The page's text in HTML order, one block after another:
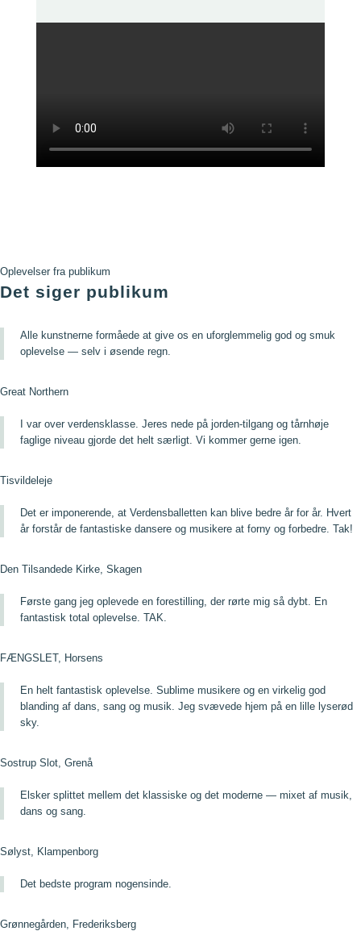
Oplevelser fra publikum
Det siger publikum
Alle kunstnerne formåede at give os en uforglemmelig god og smuk
oplevelse — selv i øsende regn.
Great Northern
I var over verdensklasse. Jeres nede på jorden-tilgang og tårnhøje
faglige niveau gjorde det helt særligt. Vi kommer gerne igen.
Tisvildeleje
Det er imponerende, at Verdensballetten kan blive bedre år for år. Hvert
år forstår de fantastiske dansere og musikere at forny og forbedre. Tak!
Den Tilsandede Kirke, Skagen
Første gang jeg oplevede en forestilling, der rørte mig så dybt. En
fantastisk total oplevelse. TAK.
FÆNGSLET, Horsens
En helt fantastisk oplevelse. Sublime musikere og en virkelig god
blanding af dans, sang og musik. Jeg svævede hjem på en lille lyserød
sky.
Sostrup Slot, Grenå
Elsker splittet mellem det klassiske og det moderne — mixet af musik,
dans og sang.
Sølyst, Klampenborg
Det bedste program nogensinde.
Grønnegården, Frederiksberg